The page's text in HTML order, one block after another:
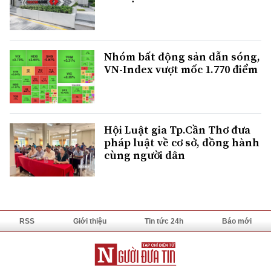
Nhóm bất động sản dẫn sóng,
VN-Index vượt mốc 1.770 điểm
Hội Luật gia Tp.Cần Thơ đưa
pháp luật về cơ sở, đồng hành
cùng người dân
RSS Giới thiệu Tin tức 24h Báo mới